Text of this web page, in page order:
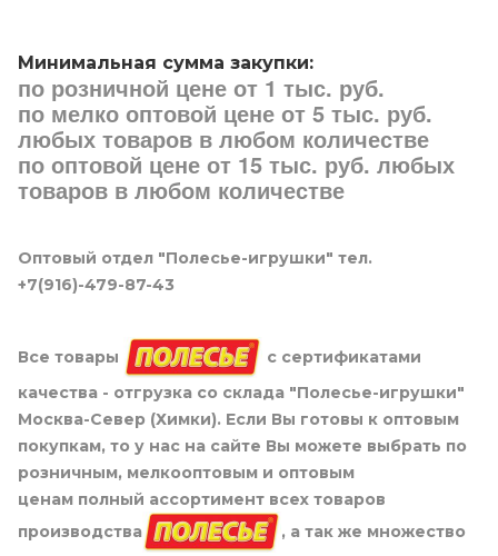
Минимальная сумма закупки:
по розничной цене от 1 тыс. руб.
по мелко оптовой цене от 5 тыс. руб.
любых товаров в любом количестве
по оптовой цене от 15 тыс. руб. любых
товаров в любом количестве
Оптовый отдел "Полесье-игрушки" тел.
+7(916)-479-87-43
Все товары
с сертификатами
качества - отгрузка со склада "Полесье-игрушки"
Москва-Север (Химки). Если Вы готовы к оптовым
покупкам, то у нас на сайте Вы можете выбрать по
розничным, мелкооптовым и оптовым
ценам полный ассортимент всех товаров
производства
, а так же множество